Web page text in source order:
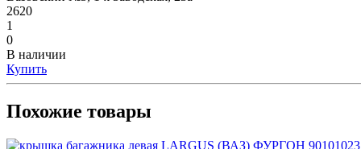
2620
1
0
В наличии
Купить
Похожие товары